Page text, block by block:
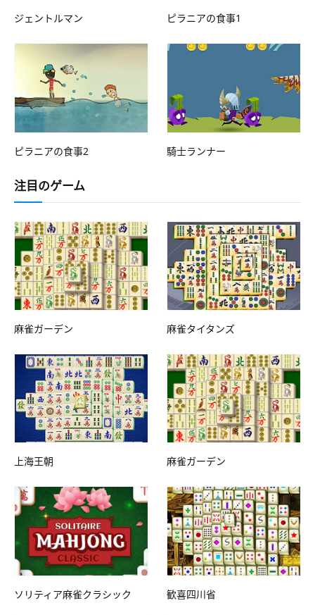
ジェントルマン ピラニアの食事1
ピラニアの食事2 騎士ランナー
注目のゲーム
麻雀ガーデン 麻雀タイタンズ
上海王朝 麻雀ガーデン
ソリティア麻雀クラシック 歓喜四川省